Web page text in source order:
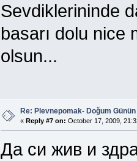
Sevdiklerininde
basarı dolu nice
olsun...
Re: Plevnepomak- Doğum
« Reply #7 on: October 17, 2009,
Да си жив и